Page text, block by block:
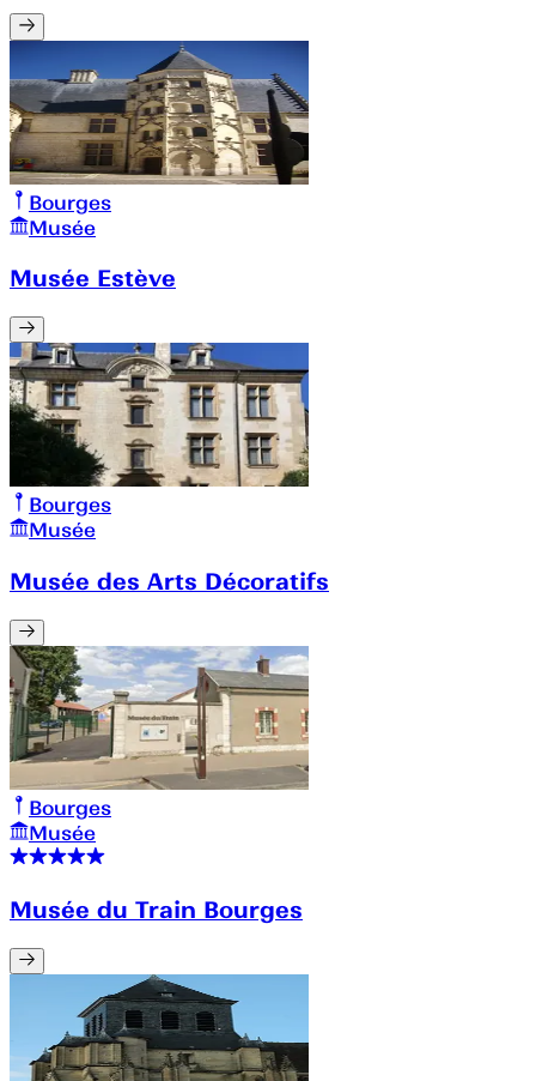
Bourges
Musée
Musée Estève
Bourges
Musée
Musée des Arts Décoratifs
Bourges
Musée
Musée du Train Bourges